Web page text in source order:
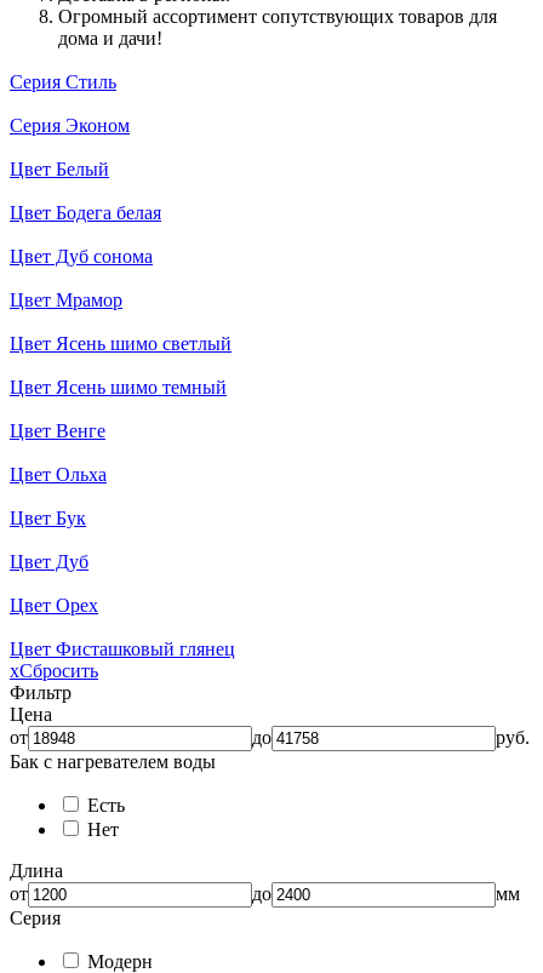
Огромный ассортимент сопутствующих товаров для
дома и дачи!
Серия Стиль
Серия Эконом
Цвет Белый
Цвет Бодега белая
Цвет Дуб сонома
Цвет Мрамор
Цвет Ясень шимо светлый
Цвет Ясень шимо темный
Цвет Венге
Цвет Ольха
Цвет Бук
Цвет Дуб
Цвет Орех
Цвет Фисташковый глянец
xСбросить
Фильтр
Цена
от
до
руб.
Бак с нагревателем воды
Есть
Нет
Длина
от
до
мм
Серия
Модерн